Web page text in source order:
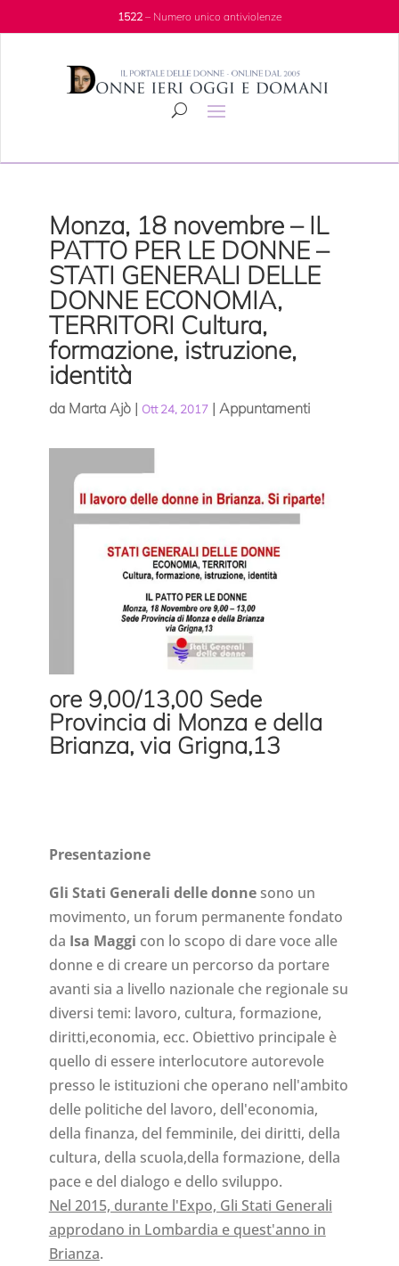
1522– Numero unico antiviolenze
Monza, 18 novembre – IL
PATTO PER LE DONNE –
STATI GENERALI DELLE
DONNE ECONOMIA,
TERRITORI Cultura,
formazione, istruzione,
identità
da Marta Ajò| Ott 24, 2017| Appuntamenti
ore 9,00/13,00 Sede
Provincia di Monza e della
Brianza, via Grigna,13
Presentazione
Gli Stati Generali delle donnesono un
movimento, un forum permanente fondato
da Isa Maggi con lo scopo di dare voce alle
donne e di creare un percorso da portare
avanti sia a livello nazionale che regionale su
diversi temi: lavoro, cultura, formazione,
diritti,economia, ecc. Obiettivo principale è
quello di essere interlocutore autorevole
presso le istituzioni che operano nell'ambito
delle politiche del lavoro, dell'economia,
della finanza, del femminile, dei diritti, della
cultura, della scuola,della formazione, della
pace e del dialogo e dello sviluppo.
Nel 2015, durante l'Expo, Gli Stati Generali
approdano in Lombardia e quest'anno in
Brianza.